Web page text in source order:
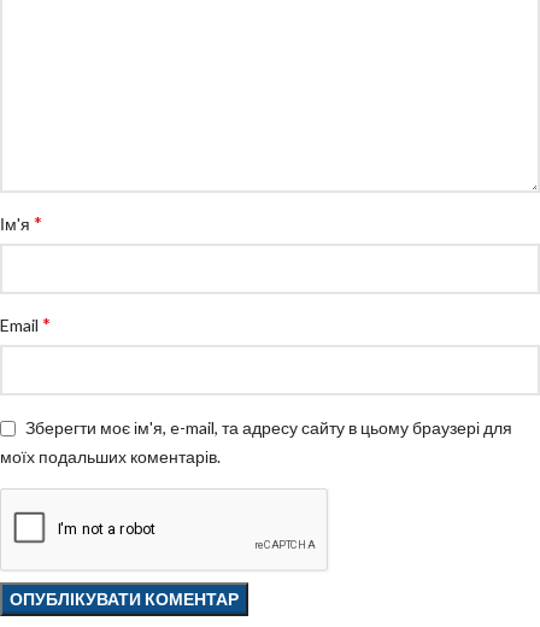
Ім'я *
Email *
Зберегти моє ім'я, e-mail, та адресу сайту в цьому браузері для
моїх подальших коментарів.